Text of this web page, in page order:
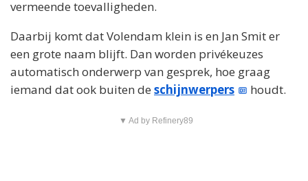
vermeende toevalligheden.
Daarbij komt dat Volendam klein is en Jan Smit er
een grote naam blijft. Dan worden privékeuzes
automatisch onderwerp van gesprek, hoe graag
iemand dat ook buiten de schijnwerpers houdt.
▼ Ad by Refinery89